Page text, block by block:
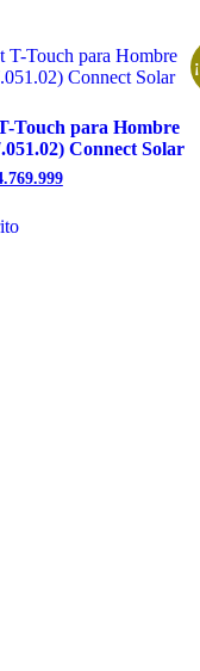
Touch para Hombre
Connect Solar
El